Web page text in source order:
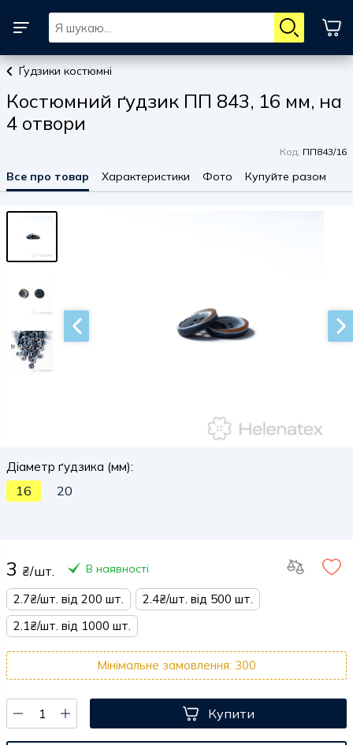
Ґудзики костюмні
Костюмний ґудзик ПП 843, 16 мм, на
4 отвори
Код: ПП843/16
Все про товар Характеристики Фото Купуйте разом
Діаметр ґудзика (мм):
16 20
3 ₴/шт. В наявності
2.7₴/шт. від 200 шт.
2.4₴/шт. від 500 шт.
2.1₴/шт. від 1000 шт.
Мінімальне замовлення: 300
Купити